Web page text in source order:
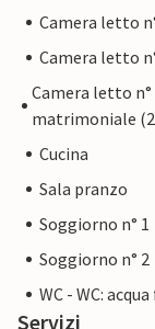
Camera letto
Camera letto
Camera letto
matrimoniale
Cucina
Sala pranzo
Soggiorno n° 1
Soggiorno n° 2
WC - WC:
Servizi